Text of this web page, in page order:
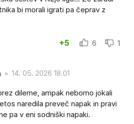
bi morali igrati pa čeprav z
+5 6 1
14. 05. 2026 18.01
dileme, ampak nebomo jokali
naredila preveč napak in pravi
pa v eni sodniški napaki.